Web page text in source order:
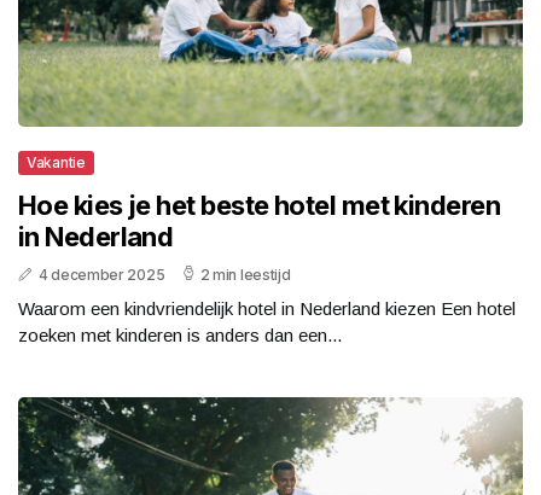
Vakantie
Hoe kies je het beste hotel met kinderen
in Nederland
4 december 2025 2 min leestijd
Waarom een kindvriendelijk hotel in Nederland kiezen Een hotel
zoeken met kinderen is anders dan een...